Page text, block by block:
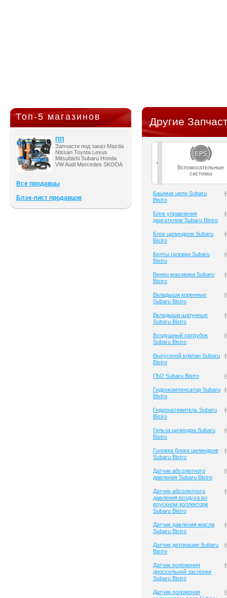
Топ-5 магазинов
ПП
Запчасти под заказ Mazda
Nissan Toyota Lexus
Mitsubishi Subaru Honda
VW Audi Mercedes SKODA
Все продавцы
Блэк-лист продавцов
Другие
Вспомогательные
системы
Башмак цепи Subaru
Bistro
(
Блок управления
двигателем Subaru Bistro
(
Блок цилиндров Subaru
Bistro
(
Болты головки Subaru
Bistro
(
Венец маховика Subaru
Bistro
(
Вкладыши коренные
Subaru Bistro
(
Вкладыши шатунные
Subaru Bistro
(
Воздушный патрубок
Subaru Bistro
(
Выпускной клапан Subaru
Bistro
(
ГБО Subaru Bistro (
Гидрокомпенсатор Subaru
Bistro
(
Гидронатяжитель Subaru
Bistro
(
Гильза цилиндра Subaru
Bistro
(
Головка блока цилиндров
Subaru Bistro
(
Датчик абсолютного
давления Subaru Bistro
(
Датчик абсолютного
давления воздуха во
впускном коллекторе
Subaru Bistro
(
Датчик давления масла
Subaru Bistro
(
Датчик детонации Subaru
Bistro
(
Датчик положения
дроссельной заслонки
Subaru Bistro
(
Датчик положения
(